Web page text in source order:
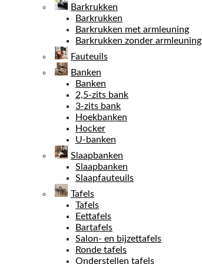
Barkrukken
Barkrukken
Barkrukken met armleuning
Barkrukken zonder armleuning
Fauteuils
Banken
Banken
2,5-zits bank
3-zits bank
Hoekbanken
Hocker
U-banken
Slaapbanken
Slaapbanken
Slaapfauteuils
Tafels
Tafels
Eettafels
Bartafels
Salon- en bijzettafels
Ronde tafels
Onderstellen tafels